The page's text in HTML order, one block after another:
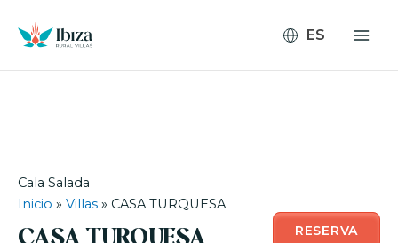
contenido
Cala Salada
Inicio » Villas » CASA TURQUESA
RESERVA